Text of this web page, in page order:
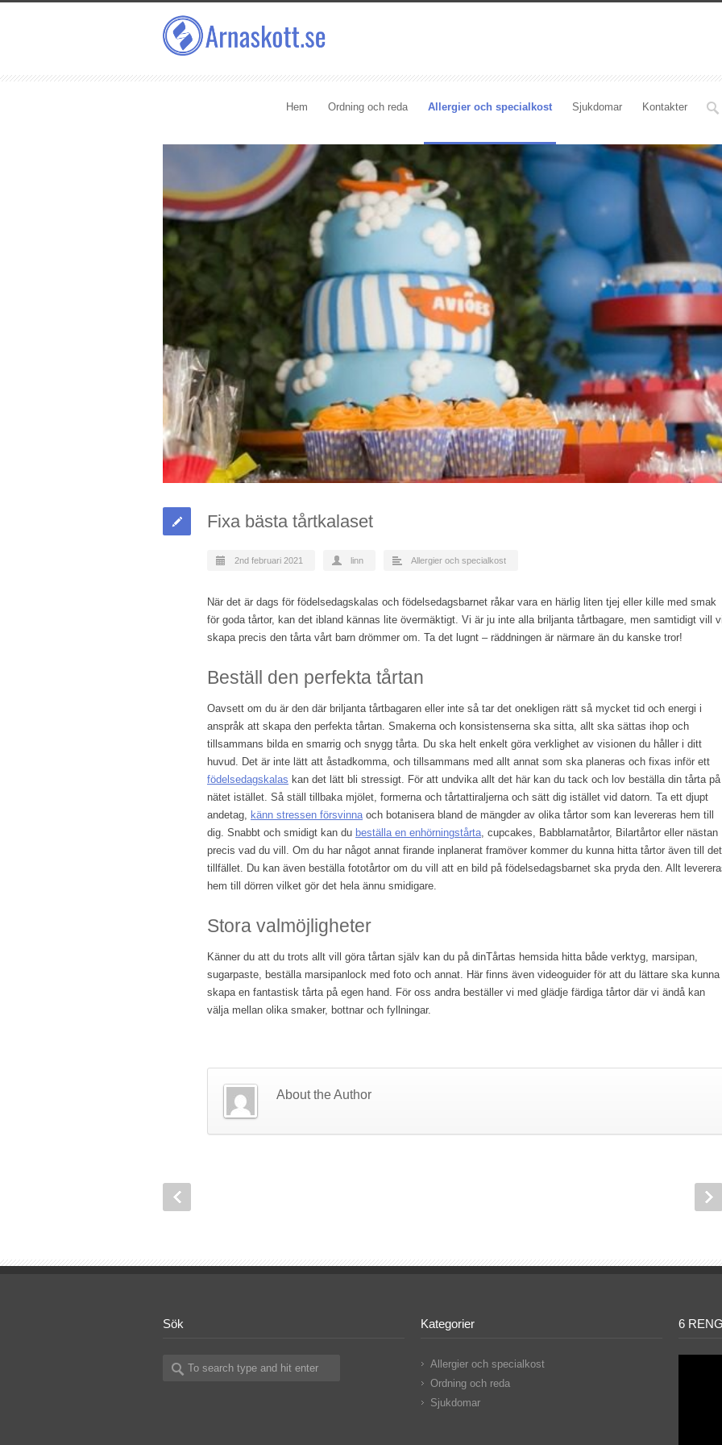
Hem Ordning och reda Allergier och specialkost Sjukdomar Kontakter
Fixa bästa tårtkalaset
2nd februari 2021 linn Allergier och specialkost
När det är dags för födelsedagskalas och födelsedagsbarnet råkar vara en härlig liten tjej eller kille med smak
för goda tårtor, kan det ibland kännas lite övermäktigt. Vi är ju inte alla briljanta tårtbagare, men samtidigt vill
skapa precis den tårta vårt barn drömmer om. Ta det lugnt – räddningen är närmare än du kanske tror!
Beställ den perfekta tårtan
Oavsett om du är den där briljanta tårtbagaren eller inte så tar det onekligen rätt så mycket tid och energi i
anspråk att skapa den perfekta tårtan. Smakerna och konsistenserna ska sitta, allt ska sättas ihop och
tillsammans bilda en smarrig och snygg tårta. Du ska helt enkelt göra verklighet av visionen du håller i ditt
huvud. Det är inte lätt att åstadkomma, och tillsammans med allt annat som ska planeras och fixas inför ett
födelsedagskalas kan det lätt bli stressigt. För att undvika allt det här kan du tack och lov beställa din tårta på
nätet istället. Så ställ tillbaka mjölet, formerna och tårtattiraljerna och sätt dig istället vid datorn. Ta ett djupt
andetag, känn stressen försvinnaoch botanisera bland de mängder av olika tårtor som kan levereras hem till
dig. Snabbt och smidigt kan du beställa en enhörningstårta, cupcakes, Babblarnatårtor, Bilartårtor eller nästan
precis vad du vill. Om du har något annat firande inplanerat framöver kommer du kunna hitta tårtor även till det
tillfället. Du kan även beställa fototårtor om du vill att en bild på födelsedagsbarnet ska pryda den. Allt
hem till dörren vilket gör det hela ännu smidigare.
Stora valmöjligheter
Känner du att du trots allt vill göra tårtan själv kan du på dinTårtas hemsida hitta både verktyg, marsipan,
sugarpaste, beställa marsipanlock med foto och annat. Här finns även videoguider för att du lättare ska kunna
skapa en fantastisk tårta på egen hand. För oss andra beställer vi med glädje färdiga tårtor där vi ändå kan
välja mellan olika smaker, bottnar och fyllningar.
About the Author
Sök Kategorier
Allergier och specialkost
Ordning och reda
Sjukdomar
6